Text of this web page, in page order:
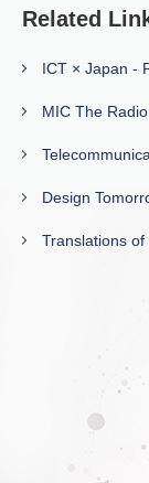
Related
ICT × Japan -
MIC The
Design
Translations